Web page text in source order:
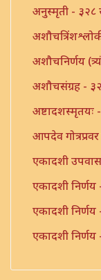
अनुस्मृती - ३२८
अशौचनिर्णय
अशौचसंग्रह -
अष्टादशस्मृतयः
आपदेव
एकादशी
एकादशी
एकादशी
एकादशी